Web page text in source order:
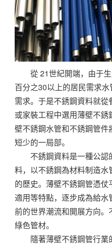
從 21世紀開端，由于生
百分之30以上的居民需求
需求。于是不銹鋼資料就
或家裝工程中選用薄壁不
壁不銹鋼水管和不銹鋼管
短少的一局部。
不銹鋼資料是一種公認
料，以不銹鋼為材料制造
的歷史。薄壁不銹鋼管憑
適用等特點，逐步成為給
前的世界潮流和開展方向
綠色管材。
隨著薄壁不銹鋼管行業